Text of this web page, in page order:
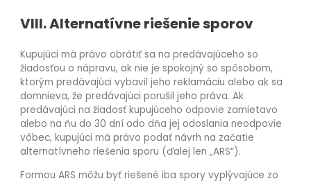
VIII. Alternatívne riešenie sporov
Kupujúci má právo obrátiť sa na predávajúceho so
žiadosťou o nápravu, ak nie je spokojný so spôsobom,
ktorým predávajúci vybavil jeho reklamáciu alebo ak sa
domnieva, že predávajúci porušil jeho práva. Ak
predávajúci na žiadosť kupujúceho odpovie zamietavo
alebo na ňu do 30 dní odo dňa jej odoslania neodpovie
vôbec, kupujúci má právo podať návrh na začatie
alternatívneho riešenia sporu (ďalej len „ARS“).
Formou ARS môžu byť riešené iba spory vyplývajúce zo